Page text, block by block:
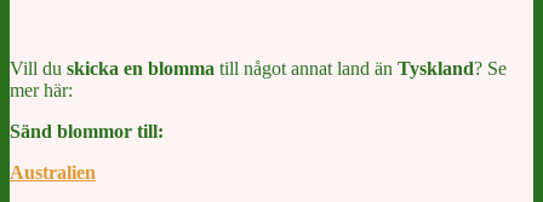
Vill du skicka en blomma till något annat land än Tyskland? Se
mer här:
Sänd blommor till:
Australien